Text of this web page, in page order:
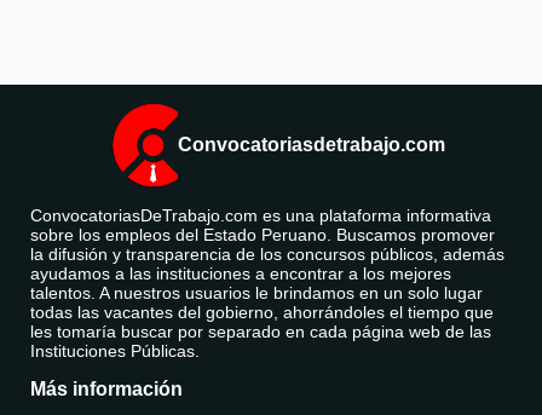
Convocatoriasdetrabajo.com
ConvocatoriasDeTrabajo.com es una plataforma informativa
sobre los empleos del Estado Peruano. Buscamos promover
la difusión y transparencia de los concursos públicos, además
ayudamos a las instituciones a encontrar a los mejores
talentos. A nuestros usuarios le brindamos en un solo lugar
todas las vacantes del gobierno, ahorrándoles el tiempo que
les tomaría buscar por separado en cada página web de las
Instituciones Públicas.
Más información